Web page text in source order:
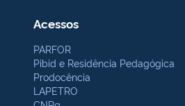
Acessos
PARFOR
Pibid e Residência Pedagógica
Prodocência
LAPETRO